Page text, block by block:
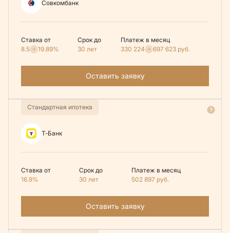
Совкомбанк
Ставка от
8.5
19.89%
Срок до
30 лет
Платеж в месяц
330 224
697 623 руб.
Оставить заявку
Стандартная ипотека
Т-Банк
Ставка от
16.9%
Срок до
30 лет
Платеж в месяц
502 897 руб.
Оставить заявку